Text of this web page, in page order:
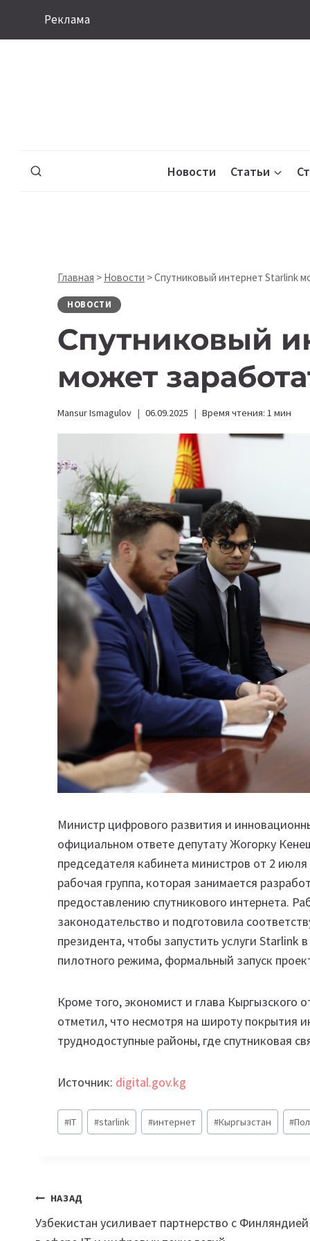
Реклама
Новости Статьи
Главная > Новости >Спутниковый интернет Starlink
НОВОСТИ
Спутниковый
может
Mansur Ismagulov 06.09.2025 Время чтения: 1 мин
Министр цифрового развития и
официальном ответе депутату Жогорку
председателя кабинета министров от 2
рабочая группа, которая занимается
предоставлению спутникового интернета.
законодательство и подготовила
президента, чтобы запустить услуги
пилотного режима, формальный запуск
Кроме того, экономист и глава Кыргызского
отметил, что несмотря на широту покрытия
труднодоступные районы, где спутниковая
Источник: digital.gov.kg
Метки
записи:
#IT #starlink #интернет #Кыргызстан #
Навигация
по
НАЗАД
Узбекистан усиливает партнерство с Финляндией